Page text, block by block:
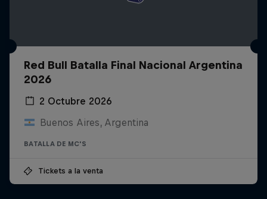
Red Bull Batalla Final Nacional Argentina
2026
2 Octubre 2026
Buenos Aires, Argentina
BATALLA DE MC'S
Tickets a la venta